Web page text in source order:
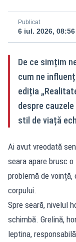
Publicat
6 iul. 2026, 08:56
De ce simțim
cum ne
ediția
despre
stil de viață
Ai avut vreodată
seara apare brusc
problemă de
corpului.
Spre seară, nivelul
schimbă. Grelină,
leptina,